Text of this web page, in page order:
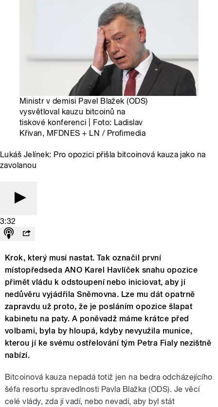
Ministr v demisi Pavel Blažek (ODS)
vysvětloval kauzu bitcoinů na
tiskové konferenci | Foto: Ladislav
Křivan, MFDNES + LN / Profimedia
Lukáš Jelínek: Pro opozici přišla bitcoinová kauza jako na
zavolanou
3:32
Krok, který musí nastat. Tak označil první
místopředseda ANO Karel Havlíček snahu opozice
přimět vládu k odstoupení nebo iniciovat, aby jí
nedůvěru vyjádřila Sněmovna. Lze mu dát opatrně
zapravdu už proto, že je posláním opozice šlapat
kabinetu na paty. A poněvadž máme krátce před
volbami, byla by hloupá, kdyby nevyužila munice,
kterou jí ke svému ostřelování tým Petra Fialy nezištně
nabízí.
Bitcoinová kauza nepadá totiž jen na bedra odcházejícího
šéfa resortu spravedlnosti Pavla Blažka (ODS). Je věcí
celé vlády, zda jí vadí, nebo nevadí, aby byl stát